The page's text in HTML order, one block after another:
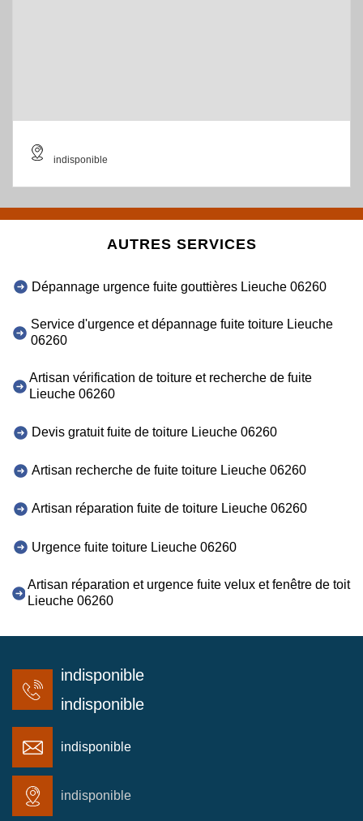
indisponible
AUTRES SERVICES
Dépannage urgence fuite gouttières Lieuche 06260
Service d'urgence et dépannage fuite toiture Lieuche
06260
Artisan vérification de toiture et recherche de fuite
Lieuche 06260
Devis gratuit fuite de toiture Lieuche 06260
Artisan recherche de fuite toiture Lieuche 06260
Artisan réparation fuite de toiture Lieuche 06260
Urgence fuite toiture Lieuche 06260
Artisan réparation et urgence fuite velux et fenêtre de toit
Lieuche 06260
indisponible
indisponible
indisponible
indisponible